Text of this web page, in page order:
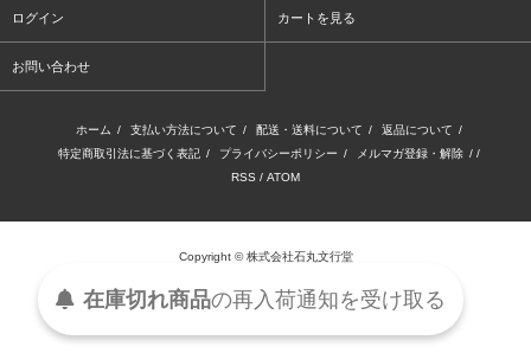
ログイン カートを見る
お問い合わせ
ホーム / 支払い方法について / 配送・送料について / 返品について /
特定商取引法に基づく表記 / プライバシーポリシー / メルマガ登録・解除 / /
RSS / ATOM
Copyright © 株式会社石丸文行堂
Powered by
在庫切れ商品の再入荷通知を受け取る